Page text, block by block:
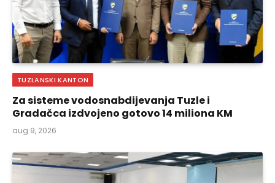
TUZLANSKI KANTON
Za sisteme vodosnabdijevanja Tuzle i
Gradačca izdvojeno gotovo 14 miliona KM
aug 9, 2026